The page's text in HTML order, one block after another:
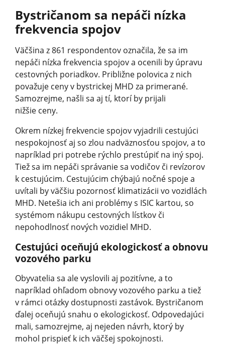
Bystričanom sa nepáči nízka
frekvencia spojov
Väčšina z 861 respondentov označila, že sa im
nepáči nízka frekvencia spojov a ocenili by úpravu
cestovných poriadkov. Približne polovica z nich
považuje ceny v bystrickej MHD za primerané.
Samozrejme, našli sa aj tí, ktorí by prijali
nižšie ceny.
Okrem nízkej frekvencie spojov vyjadrili cestujúci
nespokojnosť aj so zlou nadväznosťou spojov, a to
napríklad pri potrebe rýchlo prestúpiť na iný spoj.
Tiež sa im nepáči správanie sa vodičov či revízorov
k cestujúcim. Cestujúcim chýbajú nočné spoje a
uvítali by väčšiu pozornosť klimatizácii vo vozidlách
MHD. Netešia ich ani problémy s ISIC kartou, so
systémom nákupu cestovných lístkov či
nepohodlnosť nových vozidiel MHD.
Cestujúci oceňujú ekologickosť a obnovu
vozového parku
Obyvatelia sa ale vyslovili aj pozitívne, a to
napríklad ohľadom obnovy vozového parku a tiež
v rámci otázky dostupnosti zastávok. Bystričanom
ďalej oceňujú snahu o ekologickosť. Odpovedajúci
mali, samozrejme, aj nejeden návrh, ktorý by
mohol prispieť k ich väčšej spokojnosti.